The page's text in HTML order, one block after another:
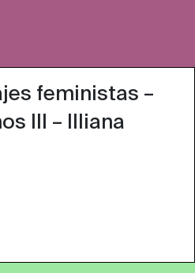
feministas –
III – Illiana